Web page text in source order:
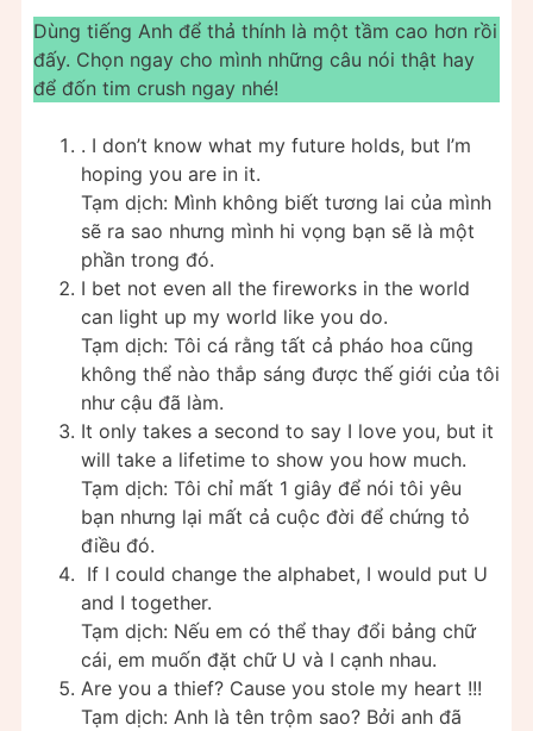
Dùng tiếng Anh để thả thính là một tầm cao hơn rồi
đấy. Chọn ngay cho mình những câu nói thật hay
để đốn tim crush ngay nhé!
. I don’t know what my future holds, but I’m
hoping you are in it.
Tạm dịch: Mình không biết tương lai của mình
sẽ ra sao nhưng mình hi vọng bạn sẽ là một
phần trong đó.
I bet not even all the fireworks in the world
can light up my world like you do.
Tạm dịch: Tôi cá rằng tất cả pháo hoa cũng
không thể nào thắp sáng được thế giới của tôi
như cậu đã làm.
It only takes a second to say I love you, but it
will take a lifetime to show you how much.
Tạm dịch: Tôi chỉ mất 1 giây để nói tôi yêu
bạn nhưng lại mất cả cuộc đời để chứng tỏ
điều đó.
If I could change the alphabet, I would put U
and I together.
Tạm dịch: Nếu em có thể thay đổi bảng chữ
cái, em muốn đặt chữ U và I cạnh nhau.
Are you a thief? Cause you stole my heart !!!
Tạm dịch: Anh là tên trộm sao? Bởi anh đã